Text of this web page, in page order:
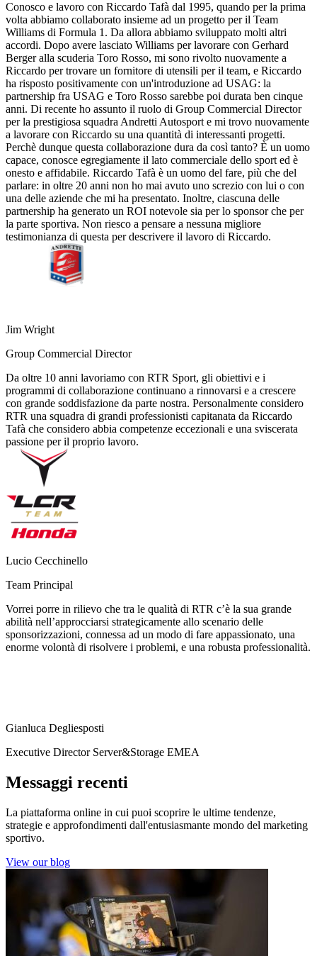
Conosco e lavoro con Riccardo Tafà dal 1995, quando per la prima
volta abbiamo collaborato insieme ad un progetto per il Team
Williams di Formula 1. Da allora abbiamo sviluppato molti altri
accordi. Dopo avere lasciato Williams per lavorare con Gerhard
Berger alla scuderia Toro Rosso, mi sono rivolto nuovamente a
Riccardo per trovare un fornitore di utensili per il team, e Riccardo
ha risposto positivamente con un'introduzione ad USAG: la
partnership fra USAG e Toro Rosso sarebbe poi durata ben cinque
anni. Di recente ho assunto il ruolo di Group Commercial Director
per la prestigiosa squadra Andretti Autosport e mi trovo nuovamente
a lavorare con Riccardo su una quantità di interessanti progetti.
Perchè dunque questa collaborazione dura da così tanto? È un uomo
capace, conosce egregiamente il lato commerciale dello sport ed è
onesto e affidabile. Riccardo Tafà è un uomo del fare, più che del
parlare: in oltre 20 anni non ho mai avuto uno screzio con lui o con
una delle aziende che mi ha presentato. Inoltre, ciascuna delle
partnership ha generato un ROI notevole sia per lo sponsor che per
la parte sportiva. Non riesco a pensare a nessuna migliore
testimonianza di questa per descrivere il lavoro di Riccardo.
Jim Wright
Group Commercial Director
Da oltre 10 anni lavoriamo con RTR Sport, gli obiettivi e i
programmi di collaborazione continuano a rinnovarsi e a crescere
con grande soddisfazione da parte nostra. Personalmente considero
RTR una squadra di grandi professionisti capitanata da Riccardo
Tafà che considero abbia competenze eccezionali e una sviscerata
passione per il proprio lavoro.
Lucio Cecchinello
Team Principal
Vorrei porre in rilievo che tra le qualità di RTR c’è la sua grande
abilità nell’approcciarsi strategicamente allo scenario delle
sponsorizzazioni, connessa ad un modo di fare appassionato, una
enorme volontà di risolvere i problemi, e una robusta professionalità.
Gianluca Degliesposti
Executive Director Server&Storage EMEA
Messaggi recenti
La piattaforma online in cui puoi scoprire le ultime tendenze,
strategie e approfondimenti dall'entusiasmante mondo del marketing
sportivo.
View our blog